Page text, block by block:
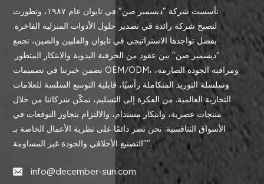
تأسست شركة "ديسمبر صن" في تايوان عام ١٩٨٧، وتطورت
لتصبح شركة رائدة في تصدير حلول الأدوات المنزلية الفاخرة.
بفضل تواجدها الاستراتيجي في تايوان والفلبين والصين، تجمع
"ديسمبر صن" بين عقود من الحرفية اليدوية والابتكار المتطور.
تضمن خبرتنا في تصميمات OEM/ODM، ومراقبة الجودة الصارمة،
وسلسلة التوريد المتكاملة رأسيًا، قابلية التوسع السلسة للعلامات
التجارية العالمية. من الفكرة إلى التسليم، نمكّن شركائنا من خلال
منتجات عصرية، وابتكار مستدام، والالتزام بتجاوز التوقعات في
الأسواق التنافسية. نحن نصر دائمًا على نظرية الأعمال الخاصة بـ
"التصنيع الأخلاقي والجودة غير المساومة".
info@december-sun.com